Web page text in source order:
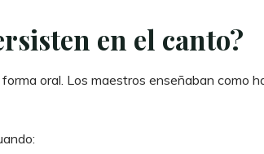
en el canto?
oral. Los maestros enseñaban como